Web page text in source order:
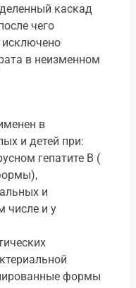
каскад
чего
исключено
в неизменном
в
и детей при:
гепатите В (
и
числе и у
формы